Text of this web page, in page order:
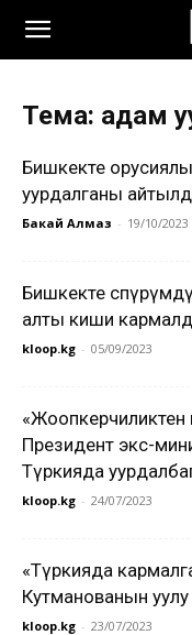
Тема: адам
Бишкекте
уурдалганы
Бакай Алмаз - 19/10/2023
Бишкекте
алты киши
kloop.kg - 05/09/2023
Президент экс-
Түркияда
kloop.kg - 24/07/2023
«Түркияда
Кутманованын
kloop.kg - 23/07/2023